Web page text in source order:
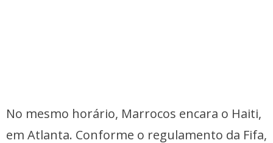
No mesmo horário, Marrocos encara o Haiti,
em Atlanta. Conforme o regulamento da Fifa,